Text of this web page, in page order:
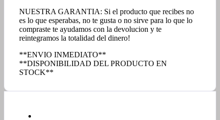
NUESTRA GARANTIA: Si el producto que recibes no
es lo que esperabas, no te gusta o no sirve para lo que lo
compraste te ayudamos con la devolucion y te
reintegramos la totalidad del dinero!
**ENVIO INMEDIATO**
**DISPONIBILIDAD DEL PRODUCTO EN
STOCK**